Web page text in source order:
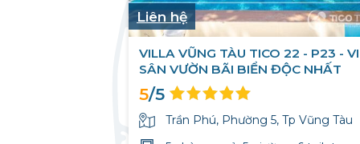
Liên hệ
VILLA VŨNG TÀU TICO 22 - P23 -
SÂN VƯỜN BÃI BIỂN ĐỘC NHẤT
5/5
Trần Phú, Phường 5, Tp Vũng Tàu